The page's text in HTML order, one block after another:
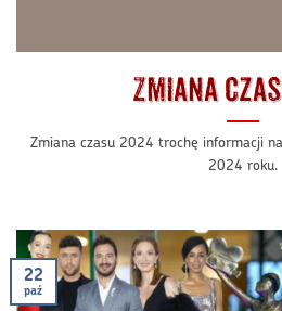
Zmiana
Zmiana czasu 2024 trochę informacji
2024 roku.
22
paź